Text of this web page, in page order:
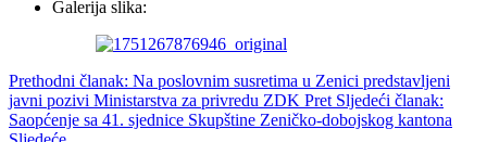
Galerija slika:
Prethodni članak: Na poslovnim susretima u Zenici predstavljeni
javni pozivi Ministarstva za privredu ZDK Pret Sljedeći članak:
Saopćenje sa 41. sjednice Skupštine Zeničko-dobojskog kantona